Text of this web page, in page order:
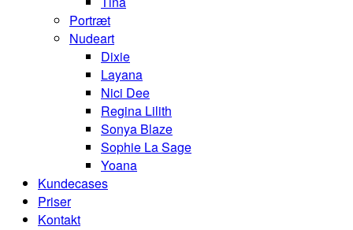
Portræt
Nudeart
Dixie
Layana
Nici Dee
Regina Lilith
Sonya Blaze
Sophie La Sage
Yoana
Kundecases
Priser
Kontakt